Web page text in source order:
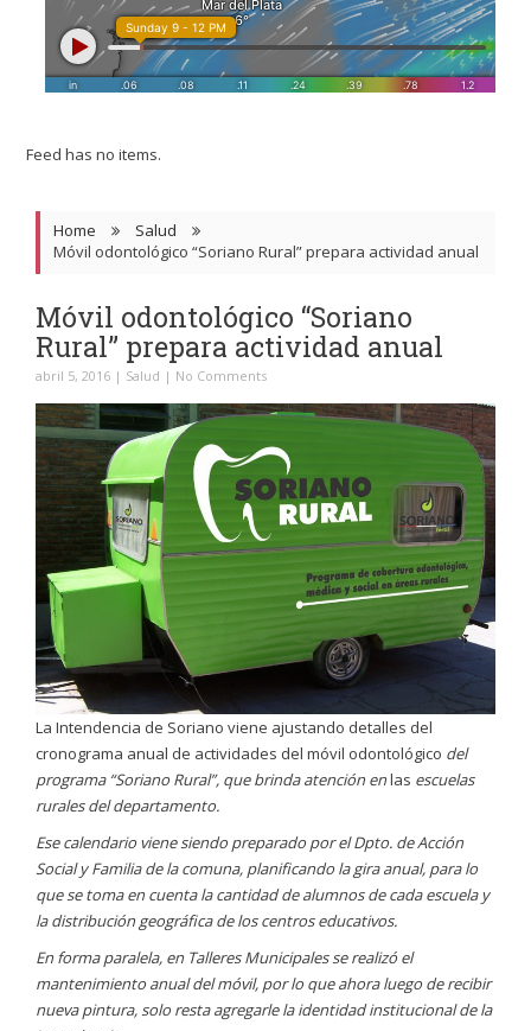
Feed has no items.
Home
Salud
Móvil odontológico “Soriano Rural” prepara actividad anual
Móvil odontológico “Soriano
Rural” prepara actividad anual
abril 5, 2016 | Salud | No Comments
La Intendencia de Soriano viene ajustando detalles del
cronograma anual de actividades del móvil odontológico del
programa “Soriano Rural”, que brinda atención enlas escuelas
rurales del departamento.
Ese calendario viene siendo preparado por elDpto. de Acción
Social y Familia de la comuna, planificando la gira anual, para lo
que se toma en cuenta la cantidad de alumnos de cada escuela y
la distribución geográfica de los centros educativos.
En forma paralela, en Talleres Municipales se realizó el
mantenimiento anual del móvil, por lo que ahora luego de recibir
nueva pintura, solo resta agregarle la identidad institucional de la